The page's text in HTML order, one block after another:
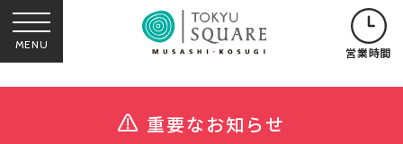
MENU 営業時間
重要なお知らせ